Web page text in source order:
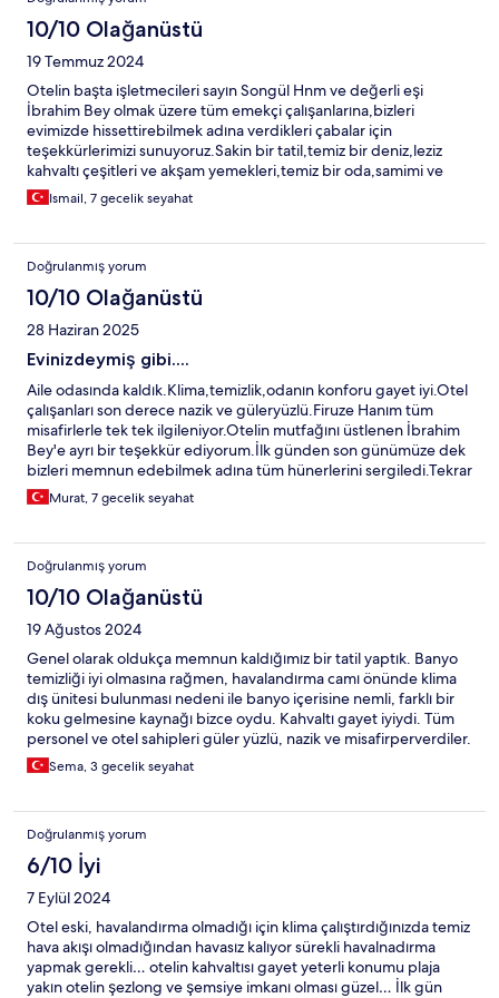
10/10 Olağanüstü
19 Temmuz 2024
Otelin başta işletmecileri sayın Songül Hnm ve değerli eşi
İbrahim Bey olmak üzere tüm emekçi çalışanlarına,bizleri
evimizde hissettirebilmek adına verdikleri çabalar için
teşekkürlerimizi sunuyoruz.Sakin bir tatil,temiz bir deniz,leziz
kahvaltı çeşitleri ve akşam yemekleri,temiz bir oda,samimi ve
sıcacık bir ortam istiyorsanız tavsiye ediyoruz.Kedi kızımız Miya ile
birlikte güzel bir tatil yaptık tekrar görüşebilmek dileklerimizle
Ismail, 7 gecelik seyahat
Doğrulanmış yorum
10/10 Olağanüstü
28 Haziran 2025
Evinizdeymiş gibi....
Aile odasında kaldık.Klima,temizlik,odanın konforu gayet iyi.Otel
çalışanları son derece nazik ve güleryüzlü.Firuze Hanım tüm
misafirlerle tek tek ilgileniyor.Otelin mutfağını üstlenen İbrahim
Bey'e ayrı bir teşekkür ediyorum.İlk günden son günümüze dek
bizleri memnun edebilmek adına tüm hünerlerini sergiledi.Tekrar
ellerine sağlık. Deniz zaten mükemmel,şezlong ve otele ayrılmış
alan var.Biz çok keyif aldık.Eğer Turunç'a tekrar gidersek
Murat, 7 gecelik seyahat
Doğrulanmış yorum
10/10 Olağanüstü
19 Ağustos 2024
Genel olarak oldukça memnun kaldığımız bir tatil yaptık. Banyo
temizliği iyi olmasına rağmen, havalandırma camı önünde klima
dış ünitesi bulunması nedeni ile banyo içerisine nemli, farklı bir
koku gelmesine kaynağı bizce oydu. Kahvaltı gayet iyiydi. Tüm
personel ve otel sahipleri güler yüzlü, nazik ve misafirperverdiler.
Kesinlikle tekrar tercih edilecek bir deneyim yaşadık.
teşekkürler.
Sema, 3 gecelik seyahat
Doğrulanmış yorum
6/10 İyi
7 Eylül 2024
Otel eski, havalandırma olmadığı için klima çalıştırdığınızda temiz
hava akışı olmadığından havasız kalıyor sürekli havalnadırma
yapmak gerekli… otelin kahvaltısı gayet yeterli konumu plaja
yakın otelin şezlong ve şemsiye imkanı olması güzel… İlk gün